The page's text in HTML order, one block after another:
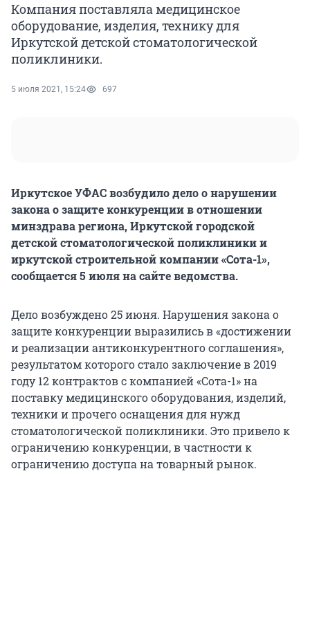
Компания поставляла медицинское
оборудование, изделия, технику для
Иркутской детской стоматологической
поликлиники.
5 июля 2021, 15:24 697
Иркутское УФАС возбудило дело о нарушении
закона о защите конкуренции в отношении
минздрава региона, Иркутской городской
детской стоматологической поликлиники и
иркутской строительной компании «Сота-1»,
сообщается 5 июля на сайте ведомства.
Дело возбуждено 25 июня. Нарушения закона о
защите конкуренции выразились в «достижении
и реализации антиконкурентного соглашения»,
результатом которого стало заключение в 2019
году 12 контрактов с компанией «Сота-1» на
поставку медицинского оборудования, изделий,
техники и прочего оснащения для нужд
стоматологической поликлиники. Это привело к
ограничению конкуренции, в частности к
ограничению доступа на товарный рынок.